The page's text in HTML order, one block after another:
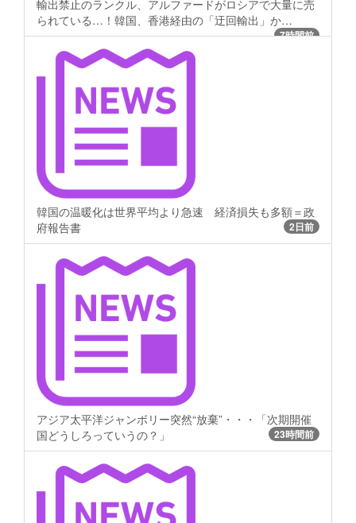
輸出禁止のランクル、アルファードがロシアで大量に売
られている…！韓国、香港経由の「迂回輸出」か…
7時間前
韓国の温暖化は世界平均より急速 経済損失も多額＝政
府報告書
2日前
アジア太平洋ジャンボリー突然“放棄”・・・「次期開催
国どうしろっていうの？」
23時間前